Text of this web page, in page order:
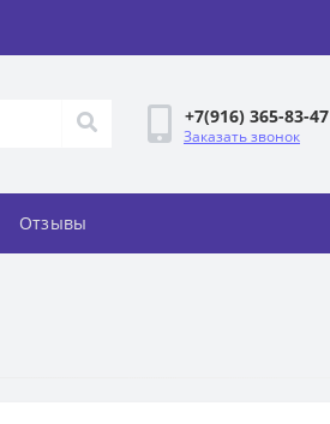
+7(916) 365-83-47
Заказать звонок
Отзывы